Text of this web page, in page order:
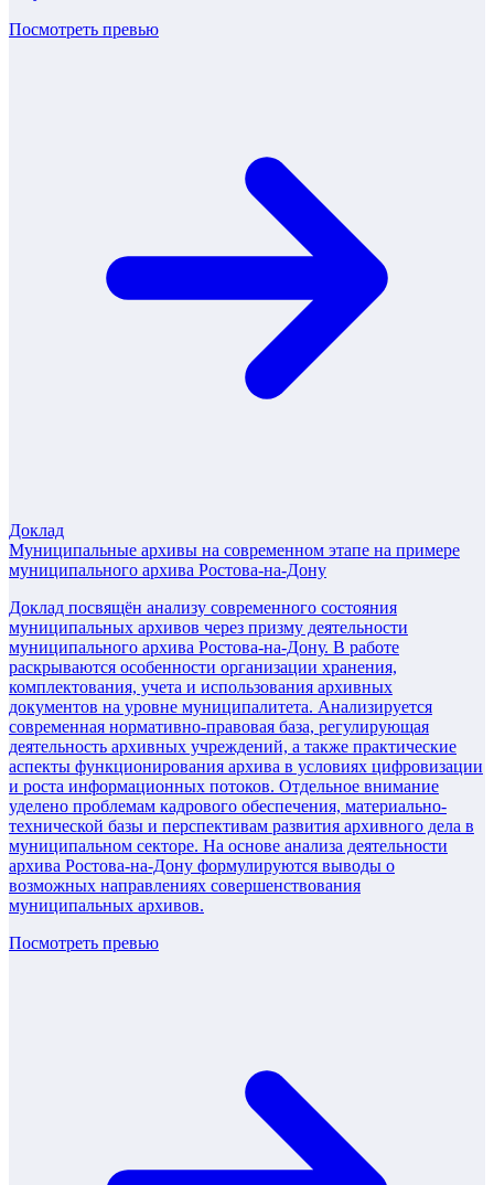
Посмотреть превью
Доклад
Муниципальные архивы на современном этапе на примере
муниципального архива Ростова-на-Дону
Доклад посвящён анализу современного состояния
муниципальных архивов через призму деятельности
муниципального архива Ростова-на-Дону. В работе
раскрываются особенности организации хранения,
комплектования, учета и использования архивных
документов на уровне муниципалитета. Анализируется
современная нормативно-правовая база, регулирующая
деятельность архивных учреждений, а также практические
аспекты функционирования архива в условиях цифровизации
и роста информационных потоков. Отдельное внимание
уделено проблемам кадрового обеспечения, материально-
технической базы и перспективам развития архивного дела в
муниципальном секторе. На основе анализа деятельности
архива Ростова-на-Дону формулируются выводы о
возможных направлениях совершенствования
муниципальных архивов.
Посмотреть превью